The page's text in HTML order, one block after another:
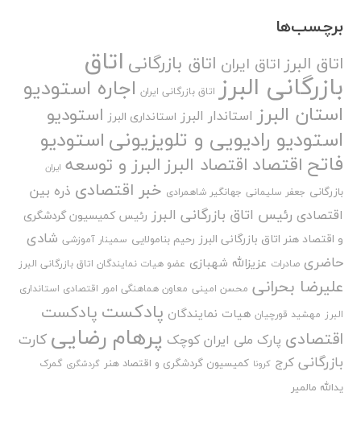
برچسب‌ها
اتاق البرز اتاق ایران اتاق بازرگانی اتاق
بازرگانی البرز اتاق بازرگانی ایران اجاره استودیو
استان البرز استاندار البرز استانداری البرز استودیو
استودیو رادیویی و تلویزیونیاستودیو
فاتح اقتصاد اقتصاد البرزالبرز و توسعه ایران
بازرگانی جعفر سلیمانی جهانگیر شاهمرادی خبر اقتصادی ذره بین
اقتصادی رئیس اتاق بازرگانی البرز رئیس کمیسیون گردشگری
و اقتصاد هنر اتاق بازرگانی البرز رحیم بنامولایی سمینار آموزشی شادی
حاضری صادرات عزیزالله شهبازی عضو هیات نمایندگان اتاق بازرگانی البرز
علیرضا بحرانی محسن امینی معاون هماهنگی امور اقتصادی استانداری
البرز مهشید قورچیان هیات نمایندگان پادکست پادکست
اقتصادی پارک ملی ایران کوچک پرهام رضایی کارت
بازرگانی کرج کرونا کمیسیون گردشگری و اقتصاد هنر گردشگری گمرک
یدالله مالمیر